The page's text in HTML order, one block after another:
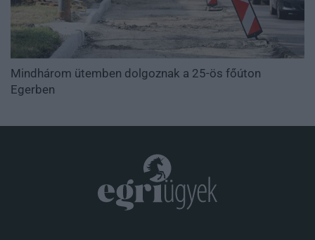
Mindhárom ütemben dolgoznak a 25-ös főúton
Egerben